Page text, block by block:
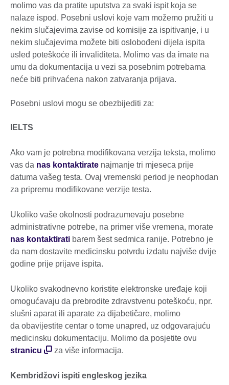
molimo vas da pratite uputstva za svaki ispit koja se
nalaze ispod. Posebni uslovi koje vam možemo pružiti u
nekim slučajevima zavise od komisije za ispitivanje, i u
nekim slučajevima možete biti oslobođeni dijela ispita
usled poteškoće ili invaliditeta. Molimo vas da imate na
umu da dokumentacija u vezi sa posebnim potrebama
neće biti prihvaćena nakon zatvaranja prijava.
Posebni uslovi mogu se obezbijediti za:
IELTS
Ako vam je potrebna modifikovana verzija teksta, molimo
vas da nas kontaktirate najmanje tri mjeseca prije
datuma vašeg testa. Ovaj vremenski period je neophodan
za pripremu modifikovane verzije testa.
Ukoliko vaše okolnosti podrazumevaju posebne
administrativne potrebe, na primer više vremena, morate
nas kontaktirati barem šest sedmica ranije. Potrebno je
da nam dostavite medicinsku potvrdu izdatu najviše dvije
godine prije prijave ispita.
Ukoliko svakodnevno koristite elektronske uređaje koji
omogućavaju da prebrodite zdravstvenu poteškoću, npr.
slušni aparat ili aparate za dijabetičare, molimo
da obavijestite centar o tome unapred, uz odgovarajuću
medicinsku dokumentaciju. Molimo da posjetite ovu
stranicu
za više informacija.
Kembridžovi ispiti engleskog jezika